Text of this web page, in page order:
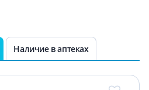
Наличие в аптеках